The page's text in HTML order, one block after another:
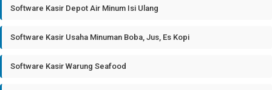
Software Kasir Depot Air Minum Isi Ulang
Software Kasir Usaha Minuman Boba, Jus, Es Kopi
Software Kasir Warung Seafood